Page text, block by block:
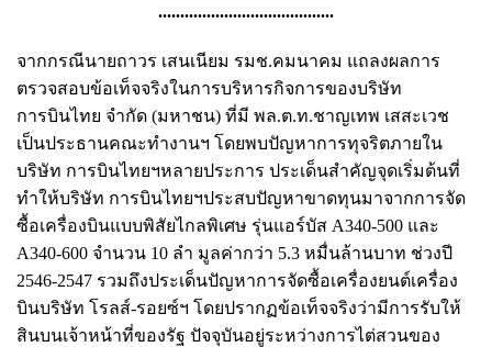
........................................
จากกรณีนายถาวร เสนเนียม รมช.คมนาคม แถลงผลการ
ตรวจสอบข้อเท็จจริงในการบริหารกิจการของบริษัท
การบินไทย จำกัด (มหาชน) ที่มี พล.ต.ท.ชาญเทพ เสสะเวช
เป็นประธานคณะทำงานฯ โดยพบปัญหาการทุจริตภายใน
บริษัท การบินไทยฯหลายประการ ประเด็นสำคัญจุดเริ่มต้นที่
ทำให้บริษัท การบินไทยฯประสบปัญหาขาดทุนมาจากการจัด
ซื้อเครื่องบินแบบพิสัยไกลพิเศษ รุ่นแอร์บัส A340-500 และ
A340-600 จำนวน 10 ลำ มูลค่ากว่า 5.3 หมื่นล้านบาท ช่วงปี
2546-2547 รวมถึงประเด็นปัญหาการจัดซื้อเครื่องยนต์เครื่อง
บินบริษัท โรลส์-รอยซ์ฯ โดยปรากฏข้อเท็จจริงว่ามีการรับให้
สินบนเจ้าหน้าที่ของรัฐ ปัจจุบันอยู่ระหว่างการไต่สวนของ